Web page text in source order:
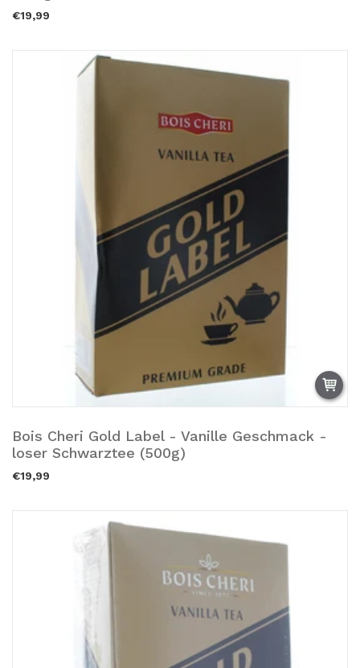
€19,99
Bois Cheri Gold Label - Vanille Geschmack -
loser Schwarztee (500g)
Zum Warenkorb hinzufügen.
€19,99